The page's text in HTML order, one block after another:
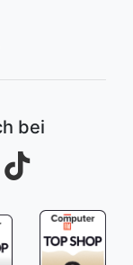
bei